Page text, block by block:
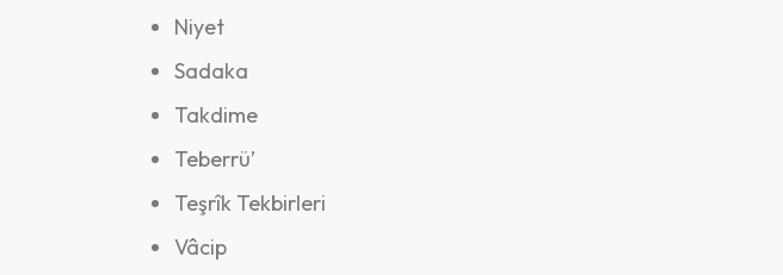
Niyet
Sadaka
Takdime
Teberrü’
Teşrîk Tekbirleri
Vâcip